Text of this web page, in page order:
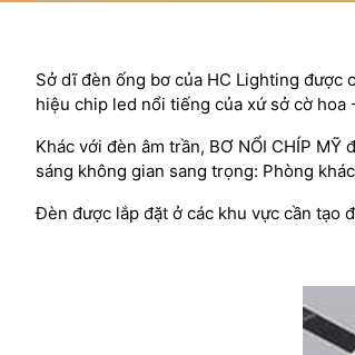
Sở dĩ đèn ống bơ của HC Lighting được
hiệu chip led nổi tiếng của xứ sở cờ hoa
Khác với đèn âm trần, BƠ NỔI CHÍP
sáng không gian sang trọng: Phòng
Đèn được lắp đặt ở các khu vực cần tạo